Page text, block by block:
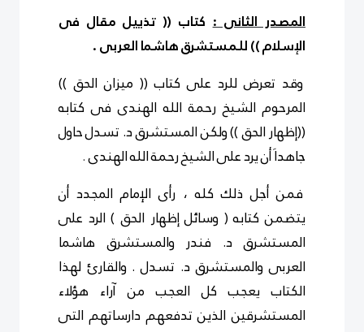
المصدر الثانى :كتاب (( تذييل مقال فى
الإسلام )) للمستشرق هاشما العربى .
وقد تعرض للرد على كتاب (( ميزان الحق ))
المرحوم الشيخ رحمة الله الهندى فى كتابه
((إظهار الحق )) ولكنالمستشرق د. تسدل حاول
جاهداَ أن يرد على الشيخ رحمة الله الهندى.
فمن أجل ذلك كله ، رأى الإمام المجدد أن
يتضمن كتابه ( وسائل إظهار الحق ) الرد على
المستشرق د. فندر والمستشرق هاشما
العربى والمستشرق د. تسدل . والقارئ لهذا
الكتاب يعجب كل العجب من آراء هؤلاء
المستشرقين الذين تدفعهم دارساتهم التى